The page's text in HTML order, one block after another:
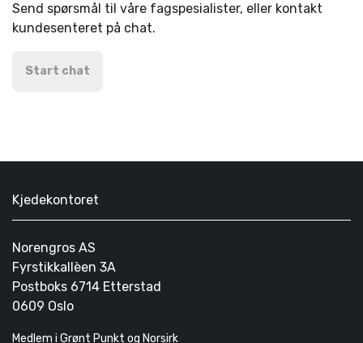
Send spørsmål til våre fagspesialister, eller kontakt
kundesenteret på chat.
Start chat
Kjedekontoret
Norengros AS
Fyrstikkallèen 3A
Postboks 6714 Etterstad
0609 Oslo
Medlem i Grønt Punkt og Norsirk